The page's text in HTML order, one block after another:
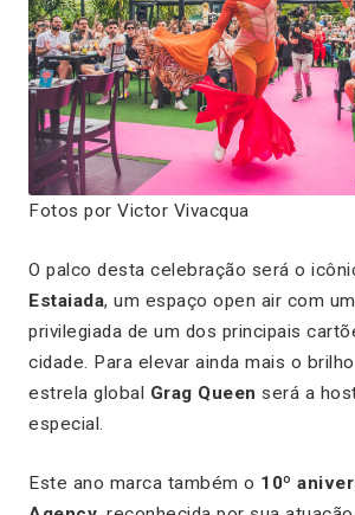
Fotos por Victor Vivacqua
O palco desta celebração será o
Estaiada, um espaço open air com
privilegiada de um dos principais
cidade. Para elevar ainda mais o
estrela global Grag Queen será a
especial.
Este ano marca também o 10º